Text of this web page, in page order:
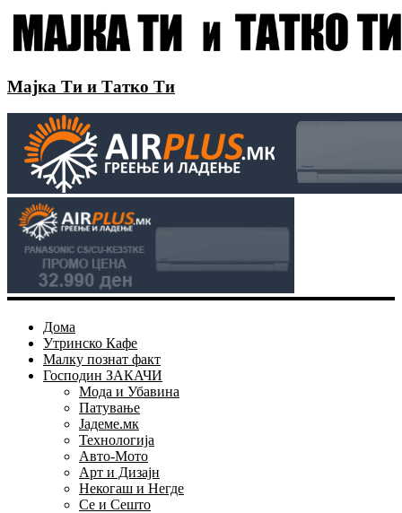
Мајка Ти и Татко Ти
Дома
Утринско Кафе
Малку познат факт
Господин ЗАКАЧИ
Мода и Убавина
Патување
Јадеме.мк
Технологија
Авто-Мото
Арт и Дизајн
Некогаш и Негде
Се и Сешто